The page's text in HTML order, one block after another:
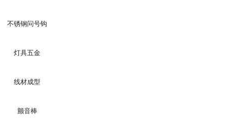
不锈钢问号钩
灯具五金
线材成型
颤音棒